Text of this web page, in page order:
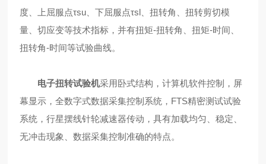
度、上屈服点τsu、下屈服点τsl、扭转角、扭转剪切模
量、切应变等技术指标，并有扭矩-扭转角、扭矩-时间、
扭转角-时间等试验曲线。
电子扭转试验机采用卧式结构，计算机软件控制，屏
幕显示，全数字式数据采集控制系统，FTS精密测试试验
系统，行星摆线针轮减速器传动，具有加载均匀、稳定、
无冲击现象、数据采集控制准确的特点。